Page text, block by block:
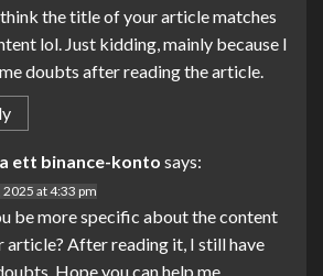
think the title of your article matches
lol. Just kidding, mainly because I
doubts after reading the article.
ett binance-konto says:
at 4:33 pm
be more specific about the content
article? After reading it, I still have
Hope you can help me.